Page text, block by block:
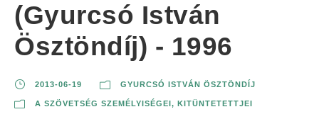
(Gyurcsó István
Ösztöndíj) - 1996
2013-06-19 GYURCSÓ ISTVÁN ÖSZTÖNDÍJ
A SZÖVETSÉG SZEMÉLYISÉGEI, KITÜNTETETTJEI